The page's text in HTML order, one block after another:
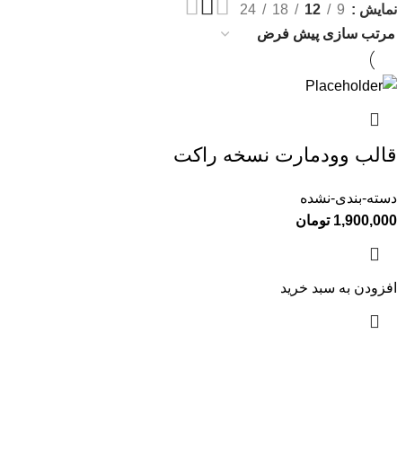
نمایش
9
12
18
24
قالب وودمارت نسخه راکت
دسته-بندی-نشده
1,900,000 تومان
افزودن به سبد خرید